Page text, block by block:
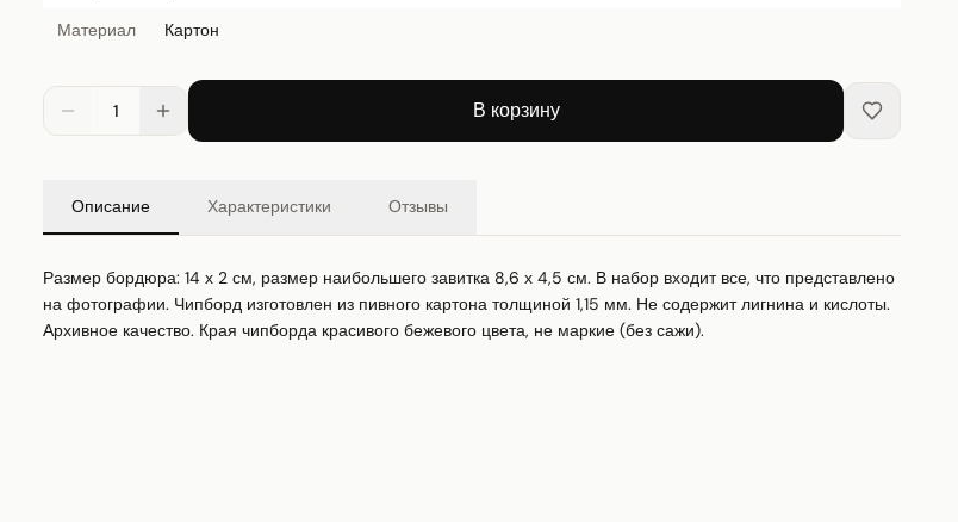
Материал
Картон
1 В корзину
Описание Характеристики Отзывы
Размер бордюра: 14 х 2 см, размер наибольшего завитка 8,6 х 4,5 см. В набор входит все, что представлено
на фотографии. Чипборд изготовлен из пивного картона толщиной 1,15 мм. Не содержит лигнина и кислоты.
Архивное качество. Края чипборда красивого бежевого цвета, не маркие (без сажи).